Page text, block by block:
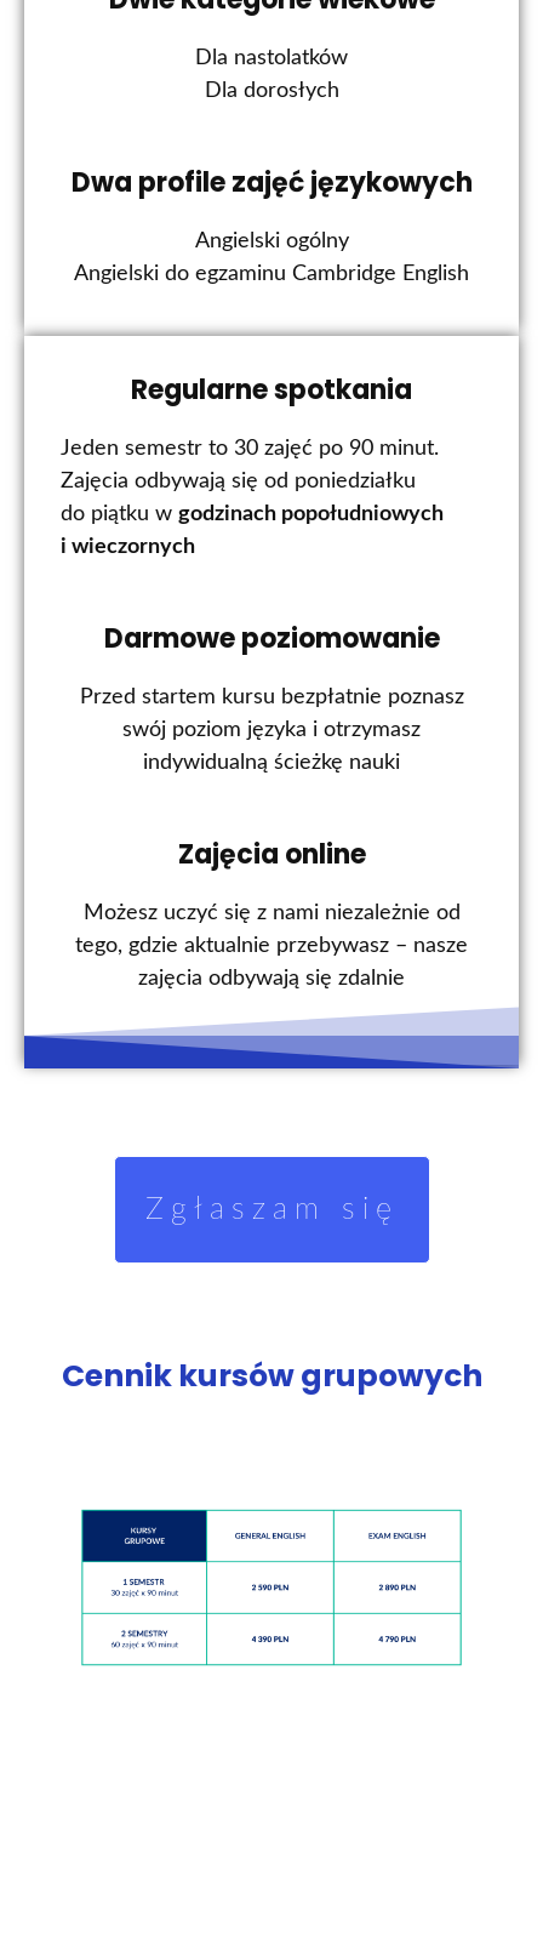
Dla nastolatków
Dla dorosłych
Dwa profile zajęć językowych
Angielski ogólny
Angielski do egzaminu Cambridge English
Regularne spotkania
Jeden semestr to 30 zajęć po 90 minut.
Zajęcia odbywają się od poniedziałku
do piątku w godzinach popołudniowych
i wieczornych
Darmowe poziomowanie
Przed startem kursu bezpłatnie poznasz
swój poziom języka i otrzymasz
indywidualną ścieżkę nauki
Zajęcia online
Możesz uczyć się z nami niezależnie od
tego, gdzie aktualnie przebywasz – nasze
zajęcia odbywają się zdalnie
Zgłaszam się
Cennik kursów grupowych